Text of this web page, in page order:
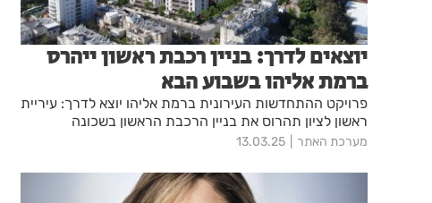
יוצאים לדרך: בניין רכבת ראשון ייהרס
ברמת אליהו בשבוע הבא
פרויקט ההתחדשות העירונית ברמת אליהו יוצא לדרך: עיריית
ראשון לציון תהרוס את בניין הרכבת הראשון בשכונה
מערכת האתר 13.03.25